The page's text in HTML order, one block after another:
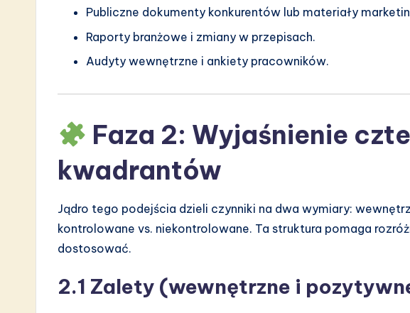
Publiczne dokumenty konkurentów lub materiały
Raporty branżowe i zmiany w przepisach.
Audyty wewnętrzne i ankiety pracowników.
Faza 2: Wyjaśnienie
kwadrantów
Jądro tego podejścia dzieli czynniki na dwa wymiary:
kontrolowane vs. niekontrolowane. Ta struktura pomaga
dostosować.
2.1 Zalety (wewnętrzne i